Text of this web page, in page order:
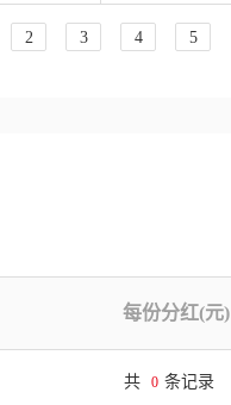
2 3 4 5
每份分红(元)
共 0 条记录